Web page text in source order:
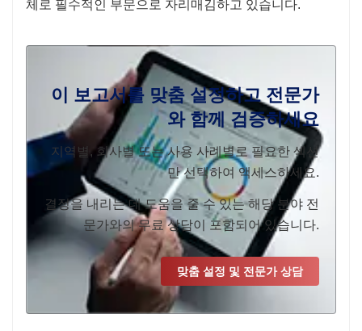
체로 필수적인 부문으로 자리매김하고 있습니다.
이 보고서를 맞춤 설정하고 전문가
와 함께 검증하세요
지역별, 회사별 또는 사용 사례별로 필요한 섹션
만 선택하여 액세스하세요.
결정을 내리는 데 도움을 줄 수 있는 해당 분야 전
문가와의 무료 상담이 포함되어 있습니다.
맞춤 설정 및 전문가 상담